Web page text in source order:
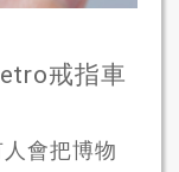
戒指車
會把博物